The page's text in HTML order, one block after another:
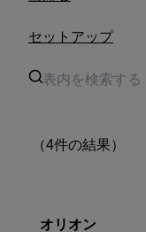
セットアップ
（4件の結果）
オリオン